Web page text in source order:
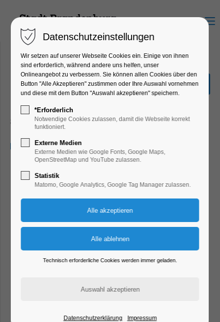
Menu
Handball-Oberliga-Männer:
SV 63 - HSG
Ahrensdorf/Schenkenhorst
Sport
21.02.2026, 18:00
Datenschutzeinstellungen
Wir setzen auf unserer Webseite Cookies ein. Einige von ihnen
sind erforderlich, während andere uns helfen, unser
Onlineangebot zu verbessern. Sie können allen Cookies über den
Button "Alle Akzeptieren" zustimmen oder Ihre Auswahl vornehmen
und diese mit dem Button "Auswahl akzeptieren" speichern.
*Erforderlich
Notwendige Cookies zulassen, damit die Webseite korrekt
funktioniert.
Externe Medien
Externe Medien wie Google Fonts, Google Maps,
OpenStreetMap und YouTube zulassen.
Statistik
Matomo, Google Analytics, Google Tag Manager zulassen.
Technisch erforderliche Cookies werden immer geladen.
Datenschutzerklärung Impressum